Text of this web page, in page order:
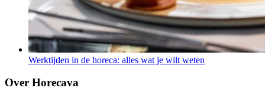
Werktijden in de horeca: alles wat je wilt weten
Over Horecava